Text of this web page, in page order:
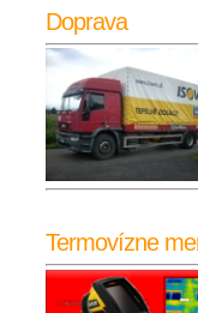
Doprava
Termovízne